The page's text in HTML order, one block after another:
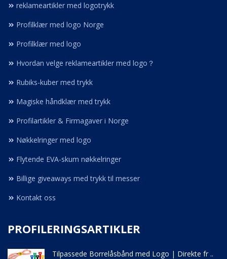
reklameartikler med logotrykk
Profilklær med logo Norge
Profilklær med logo
Hvordan velge reklameartikler med logo？
Rubiks-kuber med trykk
Magiske håndklær med trykk
Profilartikler & Firmagaver i Norge
Nøkkelringer med logo
Flytende EVA-skum nøkkelringer
Billige giveaways med trykk til messer
Kontakt oss
PROFILERINGSARTIKLER
Tilpassede Borrelåsbånd med Logo | Direkte fr ..